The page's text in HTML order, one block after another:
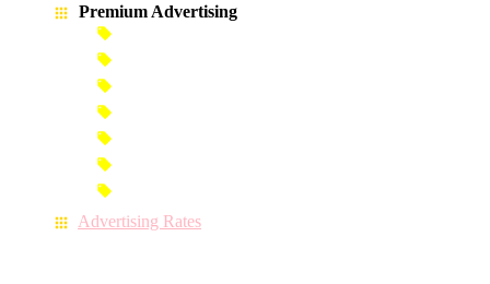
Premium Advertising
Advertising Rates